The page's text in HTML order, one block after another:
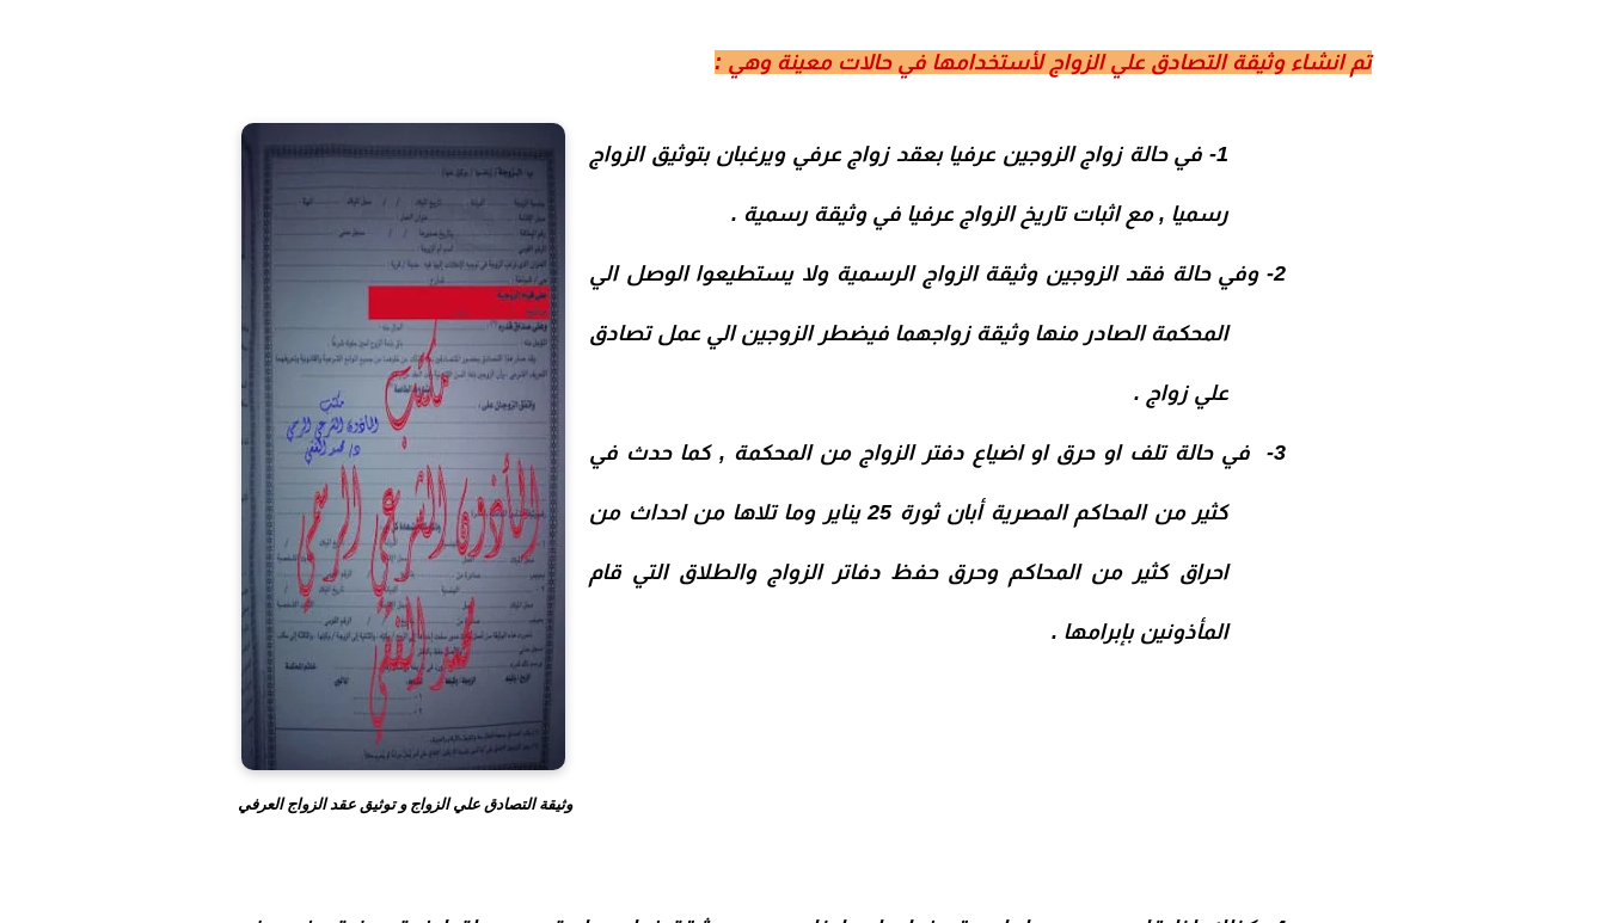
تم انشاء وثيقة التصادق علي الزواج لأستخدامها في حالات معينة وهي :
وثيقة التصادق علي الزواج و توثيق عقد الزواج العرفي
1- في حالة زواج الزوجين عرفيا بعقد زواج عرفي ويرغبان بتوثيق الزواج
رسميا , مع اثبات تاريخ الزواج عرفيا في وثيقة رسمية .
2- وفي حالة فقد الزوجين وثيقة الزواج الرسمية ولا يستطيعوا الوصل الي
المحكمة الصادر منها وثيقة زواجهما فيضطر الزوجين الي عمل تصادق
علي زواج .
3- في حالة تلف او حرق او اضياع دفتر الزواج من المحكمة , كما حدث في
كثير من المحاكم المصرية أبان ثورة 25 يناير وما تلاها من احداث من
احراق كثير من المحاكم وحرق حفظ دفاتر الزواج والطلاق التي قام
المأذونين بإبرامها .